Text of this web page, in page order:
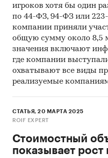
Ресурсы сети
Экспертные опросы.
Материалы
мирового рынков.
Результаты
консалтинговых
Материалы
данных.
Результаты
Материалы и базы
(United Nations
игроков хотя бы один
по 44-ФЗ, 94-ФЗ или
компании приняли
общую сумму около 8,5
значения включают
где компании
охватывают все виды
реализуемые
СТАТЬЯ, 20 МАРТА 2025
ROIF EXPERT
Стоимостный
показывает рост